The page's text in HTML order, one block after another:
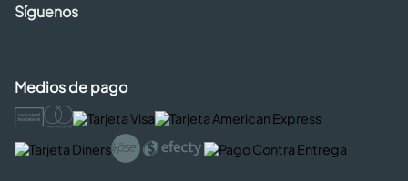
Síguenos
Medios de pago